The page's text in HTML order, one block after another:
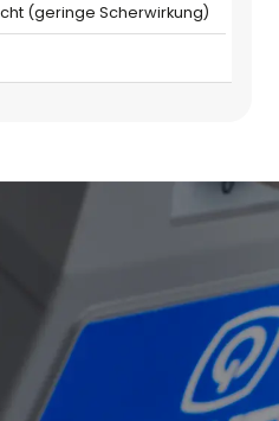
(geringe Scherwirkung)